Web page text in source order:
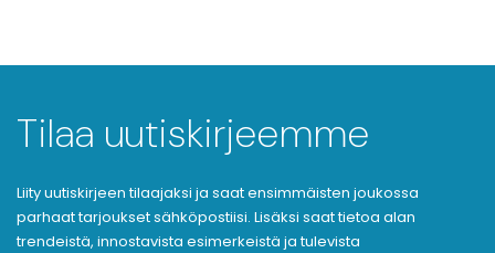
Tilaa uutiskirjeemme
Liity uutiskirjeen tilaajaksi ja saat ensimmäisten joukossa
parhaat tarjoukset sähköpostiisi. Lisäksi saat tietoa alan
trendeistä, innostavista esimerkeistä ja tulevista